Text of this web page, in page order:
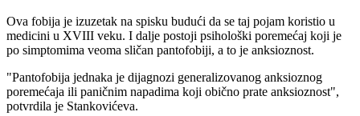
Ova fobija je izuzetak na spisku budući da se taj pojam koristio u
medicini u XVIII veku. I dalje postoji psihološki poremećaj koji je
po simptomima veoma sličan pantofobiji, a to je anksioznost.
"Pantofobija jednaka je dijagnozi generalizovanog anksioznog
poremećaja ili paničnim napadima koji obično prate anksioznost",
potvrdila je Stankovićeva.